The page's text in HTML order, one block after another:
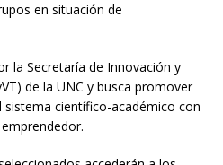
en situación de
la Secretaría de Innovación y
de la UNC y busca promover
sistema científico-académico con